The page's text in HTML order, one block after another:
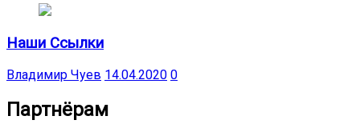
Наши Ссылки
Владимир Чуев 14.04.2020 0
Партнёрам